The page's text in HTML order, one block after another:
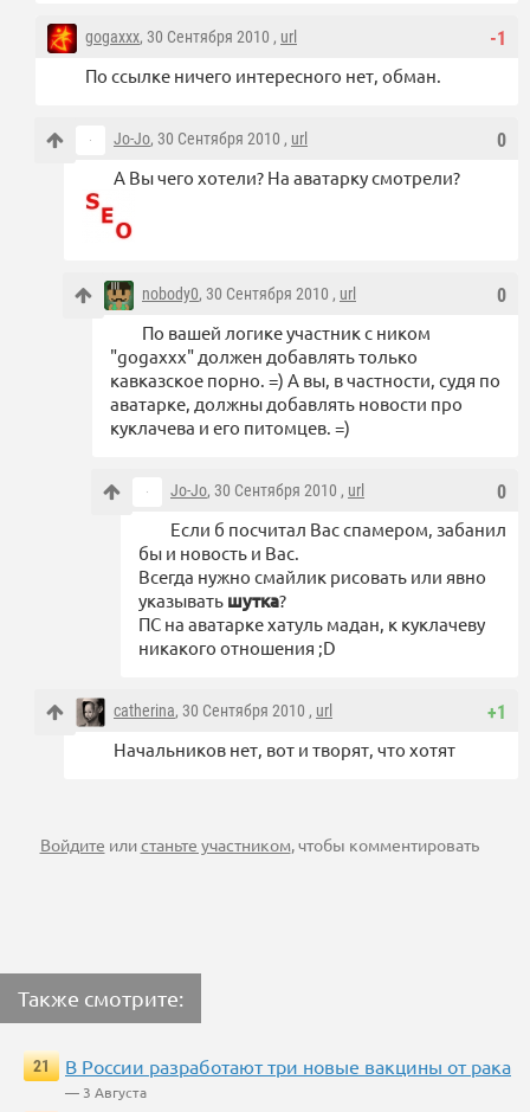
-1
gogaxxx, 30 Сентября 2010 , url
По ссылке ничего интересного нет, обман.
0
Jo-Jo, 30 Сентября 2010 , url
А Вы чего хотели? На аватарку смотрели?
0
nobody0, 30 Сентября 2010 , url
По вашей логике участник с ником
"gogaxxx" должен добавлять только
кавказское порно. =) А вы, в частности, судя по
аватарке, должны добавлять новости про
куклачева и его питомцев. =)
0
Jo-Jo, 30 Сентября 2010 , url
Если б посчитал Вас спамером, забанил
бы и новость и Вас.
Всегда нужно смайлик рисовать или явно
указывать шутка?
ПС на аватарке хатуль мадан, к куклачеву
никакого отношения ;D
+1
catherina, 30 Сентября 2010 , url
Начальников нет, вот и творят, что хотят
Войдите илистаньте участником, чтобы комментировать
Также смотрите:
21 В России разработают три новые вакцины от рака
— 3 Августа